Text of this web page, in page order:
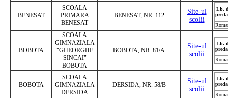
BENESAT
SCOALA
PRIMARA
BENESAT
BENESAT, NR. 112
Site-ul
scolii
Lb.
BOBOTA
SCOALA
GIMNAZIALA
"GHEORGHE
SINCAI"
BOBOTA
BOBOTA, NR. 81/A
Site-ul
scolii
Lb.
BOBOTA
SCOALA
GIMNAZIALA
DERSIDA
DERSIDA, NR. 58/B
Site-ul
scolii
Lb.